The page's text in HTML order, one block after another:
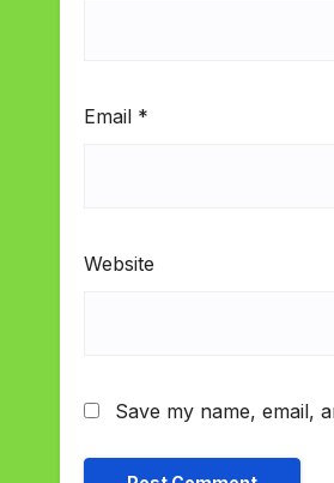
Email *
Website
Save my name, email,